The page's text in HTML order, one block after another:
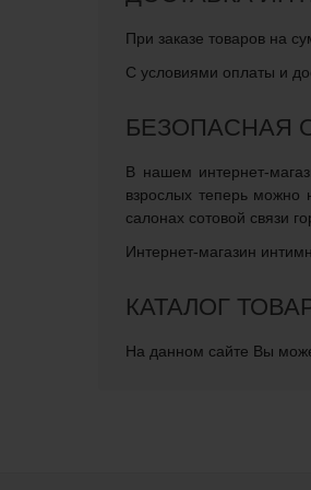
При заказе товаров на
С условиями оплаты и
БЕЗОПАСНАЯ
В нашем интернет-
взрослых теперь можно
салонах сотовой связи
Интернет-магазин
КАТАЛОГ
На данном сайте Вы